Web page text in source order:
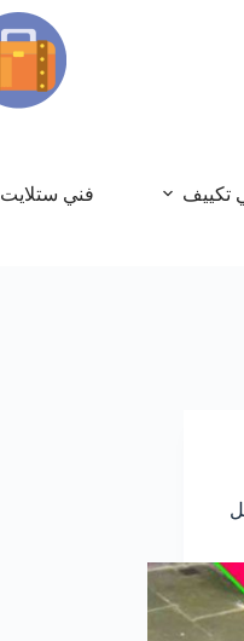
تكييف فني ستلايت
افضل